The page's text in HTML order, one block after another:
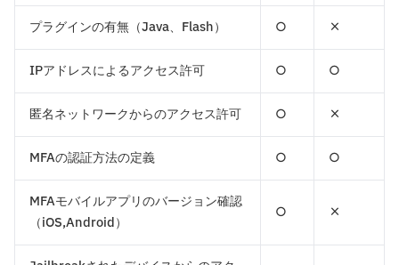
プラグインの有無（Java、Flash） ○ ×
IPアドレスによるアクセス許可 ○ ○
匿名ネットワークからのアクセス許可 ○ ×
MFAの認証方法の定義 ○ ○
MFAモバイルアプリのバージョン確認
（iOS,Android）
○ ×